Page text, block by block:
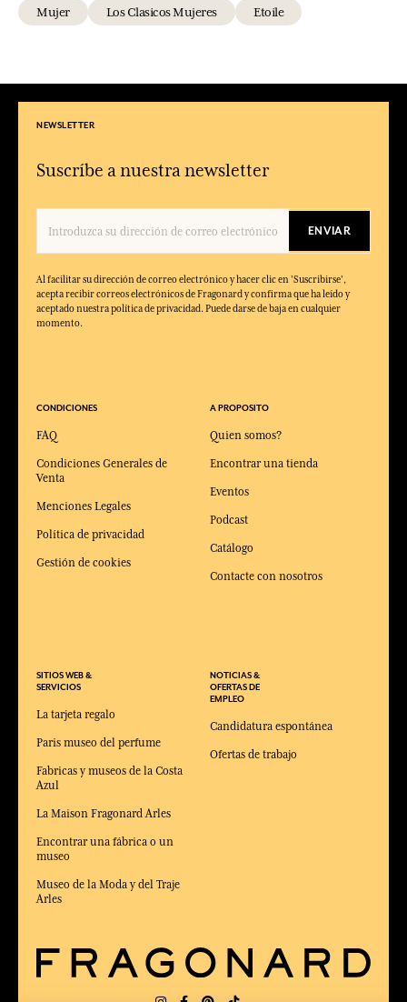
Mujer Los Clasicos Mujeres Etoile
NEWSLETTER
Suscríbe a nuestra newsletter
ENVIAR
Al facilitar su dirección de correo electrónico y hacer clic en 'Suscribirse',
acepta recibir correos electrónicos de Fragonard y confirma que ha leído y
aceptado nuestra política de privacidad. Puede darse de baja en cualquier
momento.
CONDICIONES
FAQ
Condiciones Generales de
Venta
Menciones Legales
Política de privacidad
Gestión de cookies
SITIOS WEB &
SERVICIOS
La tarjeta regalo
Paris museo del perfume
Fabricas y museos de la Costa
Azul
La Maison Fragonard Arles
Encontrar una fábrica o un
museo
Museo de la Moda y del Traje
Arles
A PROPOSITO
Quien somos?
Encontrar una tienda
Eventos
Podcast
Catálogo
Contacte con nosotros
NOTICIAS &
OFERTAS DE
EMPLEO
Candidatura espontánea
Ofertas de trabajo